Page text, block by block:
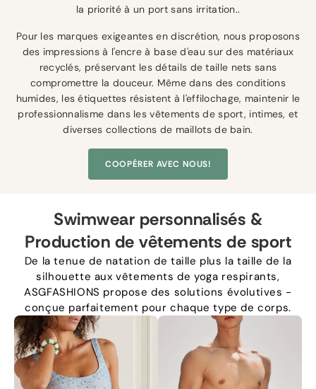
la priorité à un port sans irritation..
Pour les marques exigeantes en discrétion, nous proposons
des impressions à l'encre à base d'eau sur des matériaux
recyclés, préservant les détails de taille nets sans
compromettre la douceur. Même dans des conditions
humides, les étiquettes résistent à l'effilochage, maintenir le
professionnalisme dans les vêtements de sport, intimes, et
diverses collections de maillots de bain.
COOPÉRER AVEC NOUS!
Swimwear personnalisés &
Production de vêtements de sport
De la tenue de natation de taille plus la taille de la
silhouette aux vêtements de yoga respirants,
ASGFASHIONS propose des solutions évolutives -
conçue parfaitement pour chaque type de corps.